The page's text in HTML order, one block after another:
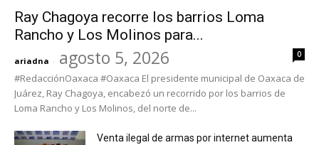
Ray Chagoya recorre los barrios Loma
Rancho y Los Molinos para...
ariadna - agosto 5, 2026 0
#RedacciónOaxaca #Oaxaca El presidente municipal de Oaxaca de
Juárez, Ray Chagoya, encabezó un recorrido por los barrios de
Loma Rancho y Los Molinos, del norte de...
Venta ilegal de armas por internet aumenta